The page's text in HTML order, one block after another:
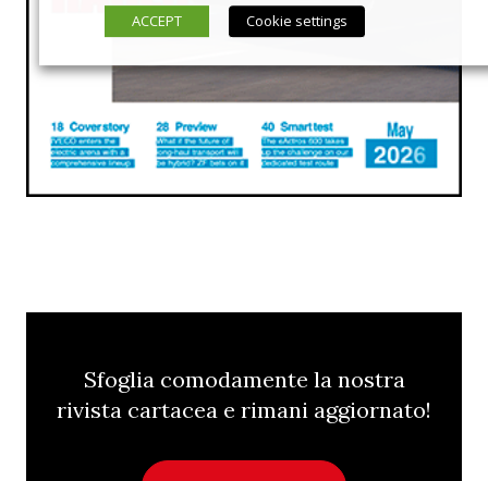
Sfoglia comodamente la nostra
rivista cartacea e rimani aggiornato!
ACCEPT
Cookie settings